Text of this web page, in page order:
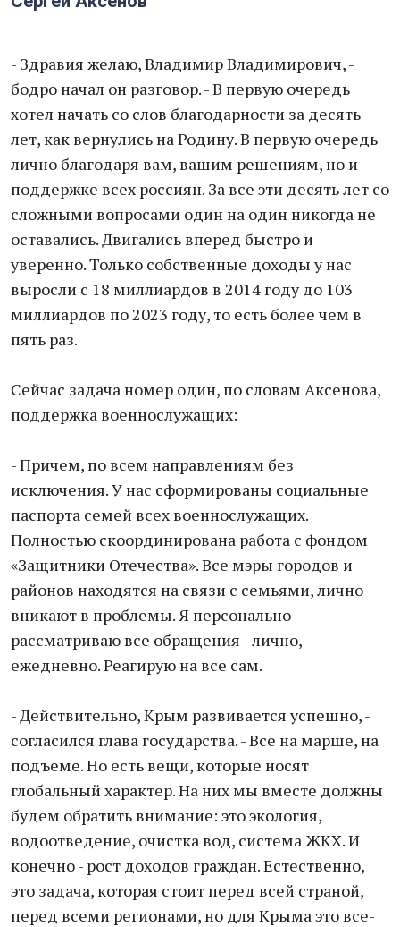
- Здравия желаю, Владимир Владимирович, -
бодро начал он разговор. - В первую очередь
хотел начать со слов благодарности за десять
лет, как вернулись на Родину. В первую очередь
лично благодаря вам, вашим решениям, но и
поддержке всех россиян. За все эти десять лет со
сложными вопросами один на один никогда не
оставались. Двигались вперед быстро и
уверенно. Только собственные доходы у нас
выросли с 18 миллиардов в 2014 году до 103
миллиардов по 2023 году, то есть более чем в
пять раз.
Сейчас задача номер один, по словам Аксенова,
поддержка военнослужащих:
- Причем, по всем направлениям без
исключения. У нас сформированы социальные
паспорта семей всех военнослужащих.
Полностью скоординирована работа с фондом
«Защитники Отечества». Все мэры городов и
районов находятся на связи с семьями, лично
вникают в проблемы. Я персонально
рассматриваю все обращения - лично,
ежедневно. Реагирую на все сам.
- Действительно, Крым развивается успешно, -
согласился глава государства. - Все на марше, на
подъеме. Но есть вещи, которые носят
глобальный характер. На них мы вместе должны
будем обратить внимание: это экология,
водоотведение, очистка вод, система ЖКХ. И
конечно - рост доходов граждан. Естественно,
это задача, которая стоит перед всей страной,
перед всеми регионами, но для Крыма это все-